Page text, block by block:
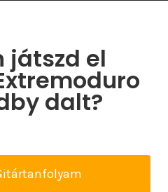
játszd el
dalt?